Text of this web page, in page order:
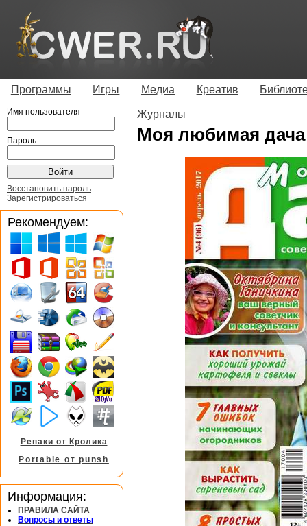
Программы Игры Медиа Креатив
Журналы
Моя любимая
Имя пользователя
Пароль
Восстановить пароль
Зарегистрироваться
Рекомендуем:
Репаки от Кролика
Portable от punsh
Информация:
ПРАВИЛА САЙТА
Вопросы и ответы